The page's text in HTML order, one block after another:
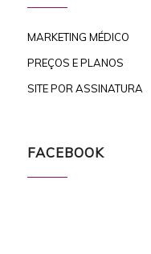
MARKETING MÉDICO
PREÇOS E PLANOS
SITE POR ASSINATURA
FACEBOOK